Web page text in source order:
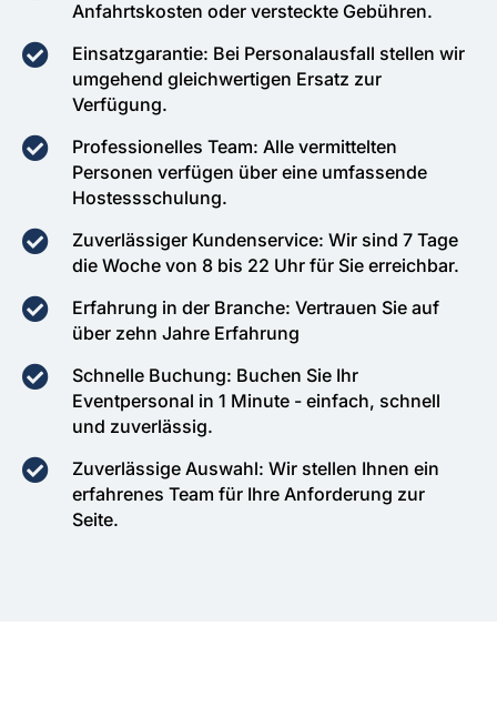
Anfahrtskosten oder versteckte Gebühren.
Einsatzgarantie: Bei Personalausfall stellen wir
umgehend gleichwertigen Ersatz zur
Verfügung.
Professionelles Team: Alle vermittelten
Personen verfügen über eine umfassende
Hostessschulung.
Zuverlässiger Kundenservice: Wir sind 7 Tage
die Woche von 8 bis 22 Uhr für Sie erreichbar.
Erfahrung in der Branche: Vertrauen Sie auf
über zehn Jahre Erfahrung
Schnelle Buchung: Buchen Sie Ihr
Eventpersonal in 1 Minute - einfach, schnell
und zuverlässig.
Zuverlässige Auswahl: Wir stellen Ihnen ein
erfahrenes Team für Ihre Anforderung zur
Seite.